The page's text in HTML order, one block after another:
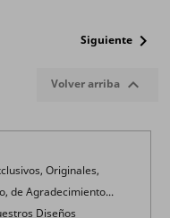
Siguiente 
Volver arriba 
Originales,
de Agradecimiento...
Diseños